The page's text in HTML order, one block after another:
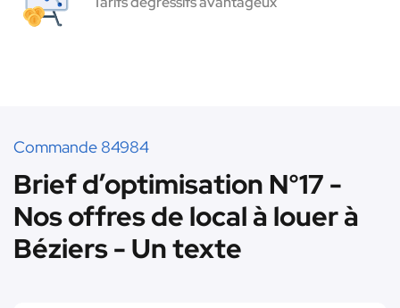
Commande 84984
Brief d’optimisation N°17 -
Nos offres de local à louer à
Béziers - Un texte